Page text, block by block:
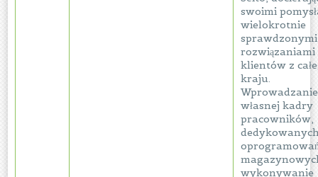
swoimi
wielokrotnie
sprawdzonymi
rozwiązaniami
klientów z
kraju.
Wprowadzanie
własnej kadry
pracowników,
wykonywanie